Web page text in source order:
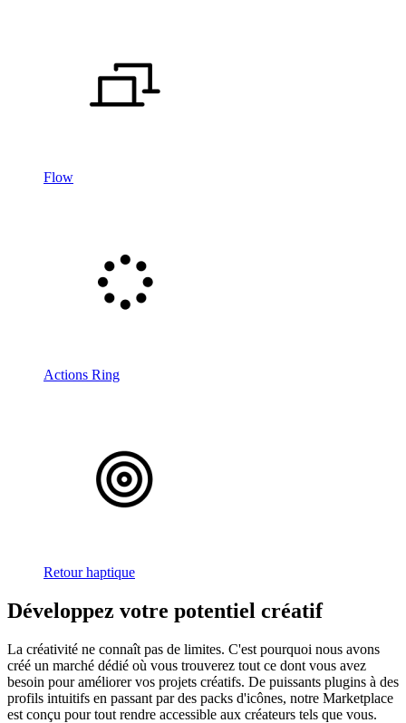
Flow
Actions Ring
Retour haptique
Développez votre potentiel créatif
La créativité ne connaît pas de limites. C'est pourquoi nous avons
créé un marché dédié où vous trouverez tout ce dont vous avez
besoin pour améliorer vos projets créatifs. De puissants plugins à des
profils intuitifs en passant par des packs d'icônes, notre Marketplace
est conçu pour tout rendre accessible aux créateurs tels que vous.